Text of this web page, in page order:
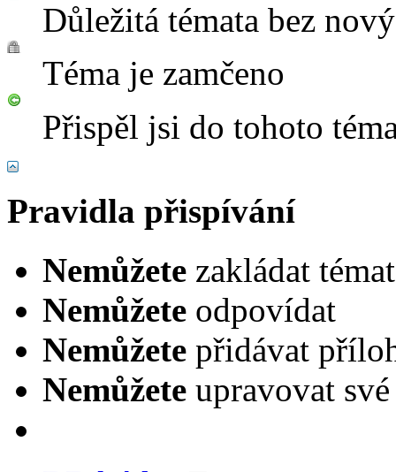
Důležitá témata bez
Téma je zamčeno
Přispěl jsi do tohoto
Pravidla přispívání
Nemůžete zakládat
Nemůžete odpovídat
Nemůžete přidávat
Nemůžete upravovat